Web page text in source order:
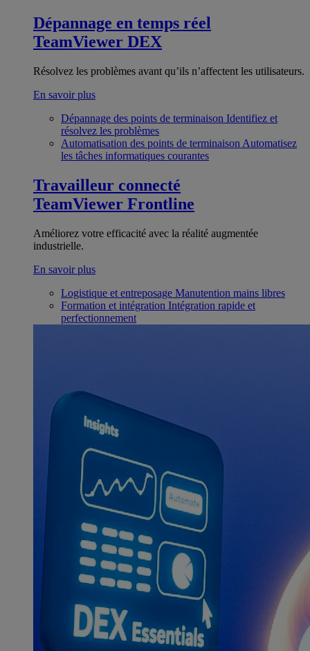
Dépannage en temps réel
TeamViewer DEX
Résolvez les problèmes avant qu’ils n’affectent les utilisateurs.
En savoir plus
Dépannage des points de terminaison Identifiez et
résolvez les problèmes
Automatisation des points de terminaison Automatisez
les tâches informatiques courantes
Travailleur connecté
TeamViewer Frontline
Améliorez votre efficacité avec la réalité augmentée
industrielle.
En savoir plus
Logistique et entreposage Manutention mains libres
Formation et intégration Intégration rapide et
perfectionnement